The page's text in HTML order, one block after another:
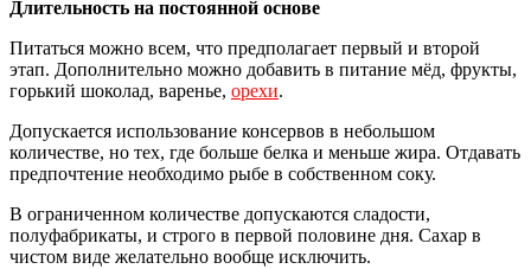
Длительность на постоянной основе
Питаться можно всем, что предполагает первый и второй
этап. Дополнительно можно добавить в питание мёд, фрукты,
горький шоколад, варенье, орехи.
Допускается использование консервов в небольшом
количестве, но тех, где больше белка и меньше жира. Отдавать
предпочтение необходимо рыбе в собственном соку.
В ограниченном количестве допускаются сладости,
полуфабрикаты, и строго в первой половине дня. Сахар в
чистом виде желательно вообще исключить.